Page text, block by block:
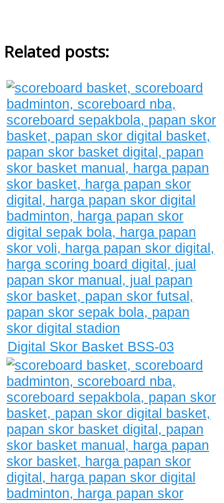
Related posts:
Digital Skor Basket BSS-03